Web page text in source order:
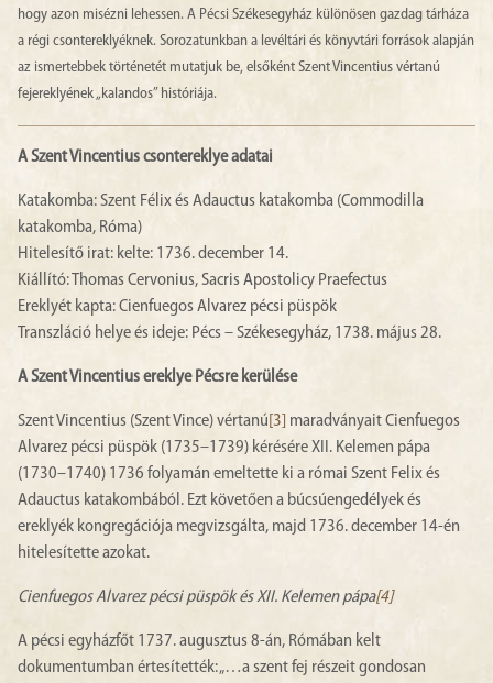
hogy azon misézni lehessen. A Pécsi Székesegyház különösen gazdag tárháza
a régi csontereklyéknek. Sorozatunkban a levéltári és könyvtári források alapján
az ismertebbek történetét mutatjuk be, elsőként Szent Vincentius vértanú
fejereklyének „kalandos” históriája.
A Szent Vincentius csontereklye adatai
Katakomba: Szent Félix és Adauctus katakomba (Commodilla
katakomba, Róma)
Hitelesítő irat: kelte: 1736. december 14.
Kiállító: Thomas Cervonius, Sacris Apostolicy Praefectus
Ereklyét kapta: Cienfuegos Alvarez pécsi püspök
Transzláció helye és ideje: Pécs – Székesegyház, 1738. május 28.
A Szent Vincentius ereklye Pécsre kerülése
Szent Vincentius (Szent Vince) vértanú [3] maradványait Cienfuegos
Alvarez pécsi püspök (1735–1739) kérésére XII. Kelemen pápa
(1730–1740) 1736 folyamán emeltette ki a római Szent Felix és
Adauctus katakombából. Ezt követően a búcsúengedélyek és
ereklyék kongregációja megvizsgálta, majd 1736. december 14-én
hitelesítette azokat.
Cienfuegos Alvarez pécsi püspök és XII. Kelemen pápa[4]
A pécsi egyházfőt 1737. augusztus 8-án, Rómában kelt
dokumentumban értesítették: „…a szent fej részeit gondosan